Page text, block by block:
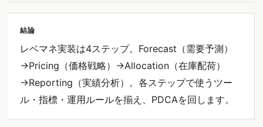
結論
レベマネ実装は4ステップ。Forecast（需要予測）
→Pricing（価格戦略）→Allocation（在庫配荷）
→Reporting（実績分析）。各ステップで使うツー
ル・指標・運用ルールを揃え、PDCAを回します。